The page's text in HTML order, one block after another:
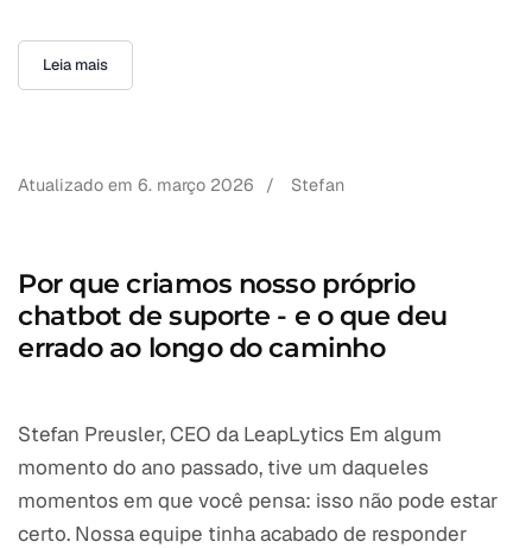
Leia mais
Atualizado em 6. março 2026 / Stefan
Por que criamos nosso próprio
chatbot de suporte - e o que deu
errado ao longo do caminho
Stefan Preusler, CEO da LeapLytics Em algum
momento do ano passado, tive um daqueles
momentos em que você pensa: isso não pode estar
certo. Nossa equipe tinha acabado de responder